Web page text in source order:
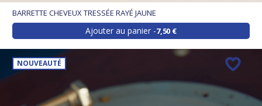
BARRETTE CHEVEUX TRESSÉE RAYÉ JAUNE
Ajouter au panier 7,50 €
NOUVEAUTÉ